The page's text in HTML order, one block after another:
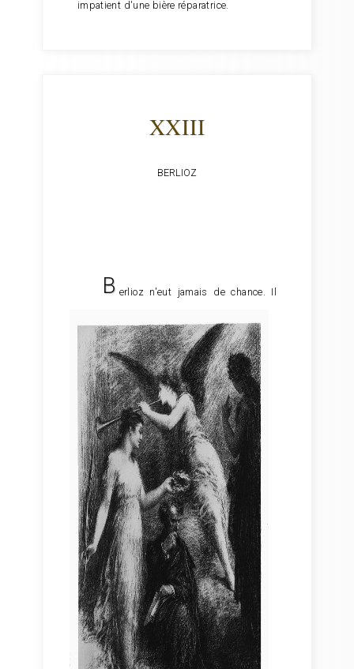
impatient d'une bière réparatrice.
XXIII
BERLIOZ
B erlioz n'eut jamais de chance. Il